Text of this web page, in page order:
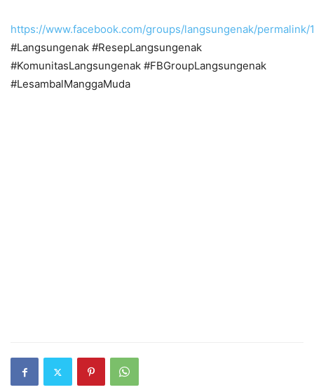
https://www.facebook.com/groups/langsungenak/
#Langsungenak #ResepLangsungenak
#KomunitasLangsungenak #FBGroupLangsungenak
#LesambalManggaMuda